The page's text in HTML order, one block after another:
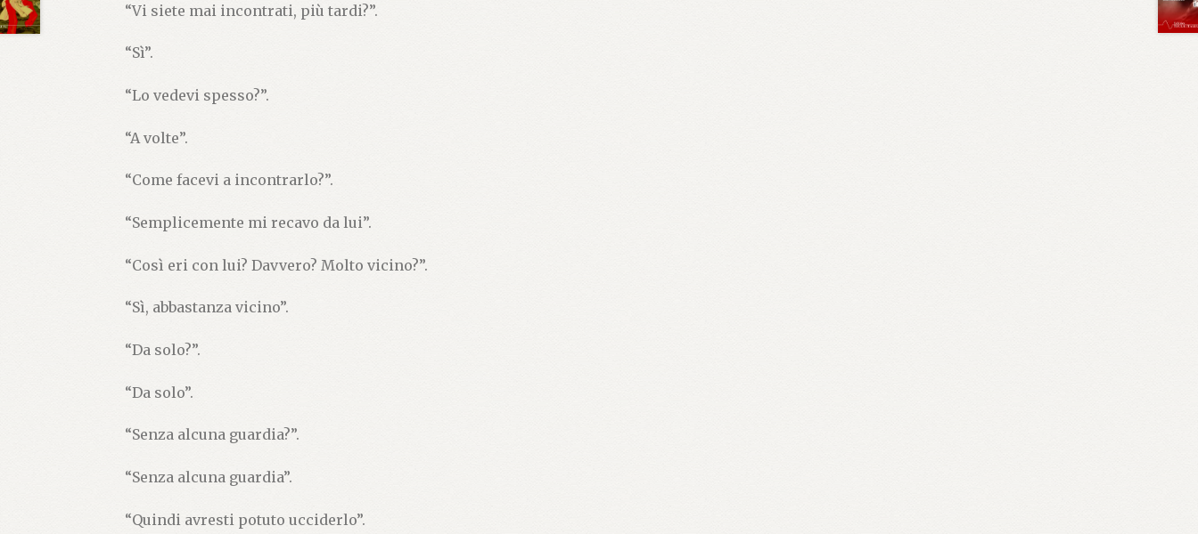
“Vi siete mai incontrati, più tardi?”.
“Sì”.
“Lo vedevi spesso?”.
“A volte”.
“Come facevi a incontrarlo?”.
“Semplicemente mi recavo da lui”.
“Così eri con lui? Davvero? Molto vicino?”.
“Sì, abbastanza vicino”.
“Da solo?”.
“Da solo”.
“Senza alcuna guardia?”.
“Senza alcuna guardia”.
“Quindi avresti potuto ucciderlo”.